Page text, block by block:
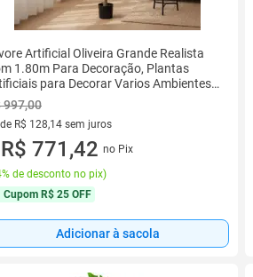
Artificial Oliveira Grande Realista
1.80m Para Decoração, Plantas
para Decorar Varios Ambientes,
Montagem.
997,00
R$ 128,14 sem juros
de R$ 128,14 sem juros
R$ 771,42 no Pix
de desconto no pix)
Cupom R$ 25 OFF
Adicionar à sacola